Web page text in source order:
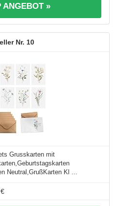
ANGEBOT »
10
Grusskarten mit
Neutral,GrußKarten Kl ...